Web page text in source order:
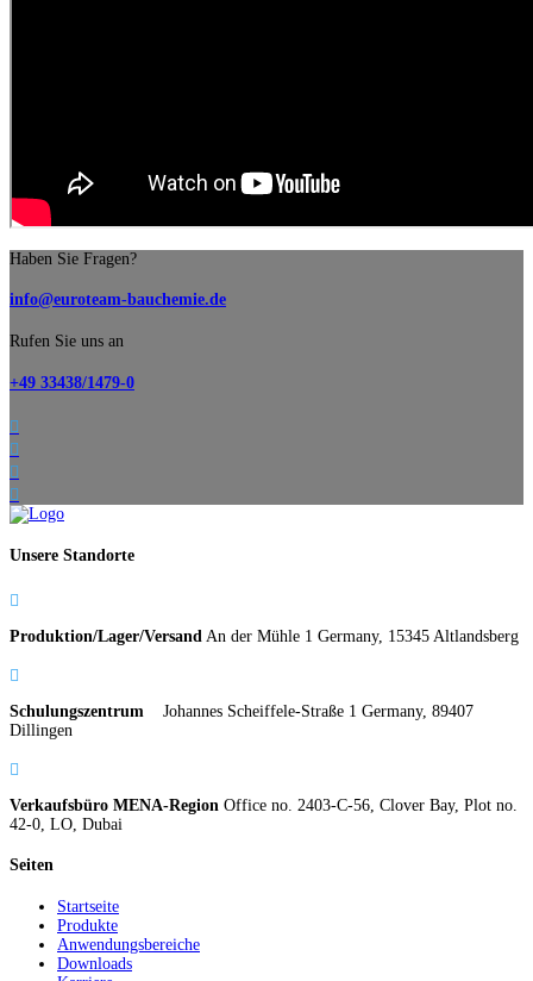
Haben Sie Fragen?
info@euroteam-bauchemie.de
Rufen Sie uns an
+49 33438/1479-0




Unsere Standorte

Produktion/Lager/Versand An der Mühle 1 Germany, 15345 Altlandsberg

Schulungszentrum Johannes Scheiffele-Straße 1 Germany, 89407
Dillingen

Verkaufsbüro MENA-Region Office no. 2403-C-56, Clover Bay, Plot no.
42-0, LO, Dubai
Seiten
Startseite
Produkte
Anwendungsbereiche
Downloads